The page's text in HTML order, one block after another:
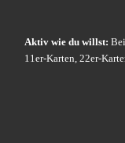
Aktiv wie du willst:
11er-Karten, 22er-